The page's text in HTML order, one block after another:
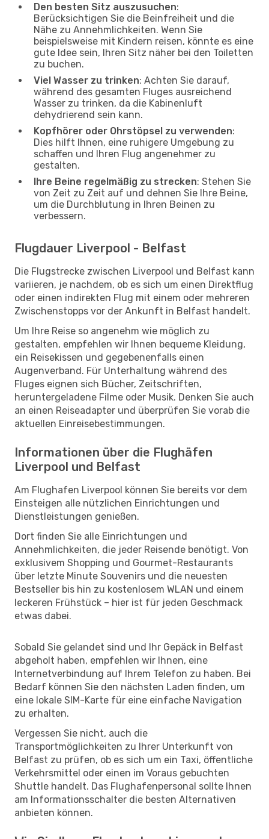
Den besten Sitz auszusuchen:
Berücksichtigen Sie die Beinfreiheit und die
Nähe zu Annehmlichkeiten. Wenn Sie
beispielsweise mit Kindern reisen, könnte es eine
gute Idee sein, Ihren Sitz näher bei den Toiletten
zu buchen.
Viel Wasser zu trinken: Achten Sie darauf,
während des gesamten Fluges ausreichend
Wasser zu trinken, da die Kabinenluft
dehydrierend sein kann.
Kopfhörer oder Ohrstöpsel zu verwenden:
Dies hilft Ihnen, eine ruhigere Umgebung zu
schaffen und Ihren Flug angenehmer zu
gestalten.
Ihre Beine regelmäßig zu strecken: Stehen Sie
von Zeit zu Zeit auf und dehnen Sie Ihre Beine,
um die Durchblutung in Ihren Beinen zu
verbessern.
Flugdauer Liverpool - Belfast
Die Flugstrecke zwischen Liverpool und Belfast kann
variieren, je nachdem, ob es sich um einen Direktflug
oder einen indirekten Flug mit einem oder mehreren
Zwischenstopps vor der Ankunft in Belfast handelt.
Um Ihre Reise so angenehm wie möglich zu
gestalten, empfehlen wir Ihnen bequeme Kleidung,
ein Reisekissen und gegebenenfalls einen
Augenverband. Für Unterhaltung während des
Fluges eignen sich Bücher, Zeitschriften,
heruntergeladene Filme oder Musik. Denken Sie auch
an einen Reiseadapter und überprüfen Sie vorab die
aktuellen Einreisebestimmungen.
Informationen über die Flughäfen
Liverpool und Belfast
Am Flughafen Liverpool können Sie bereits vor dem
Einsteigen alle nützlichen Einrichtungen und
Dienstleistungen genießen.
Dort finden Sie alle Einrichtungen und
Annehmlichkeiten, die jeder Reisende benötigt. Von
exklusivem Shopping und Gourmet-Restaurants
über letzte Minute Souvenirs und die neuesten
Bestseller bis hin zu kostenlosem WLAN und einem
leckeren Frühstück – hier ist für jeden Geschmack
etwas dabei.
Sobald Sie gelandet sind und Ihr Gepäck in Belfast
abgeholt haben, empfehlen wir Ihnen, eine
Internetverbindung auf Ihrem Telefon zu haben. Bei
Bedarf können Sie den nächsten Laden finden, um
eine lokale SIM-Karte für eine einfache Navigation
zu erhalten.
Vergessen Sie nicht, auch die
Transportmöglichkeiten zu Ihrer Unterkunft von
Belfast zu prüfen, ob es sich um ein Taxi, öffentliche
Verkehrsmittel oder einen im Voraus gebuchten
Shuttle handelt. Das Flughafenpersonal sollte Ihnen
am Informationsschalter die besten Alternativen
anbieten können.